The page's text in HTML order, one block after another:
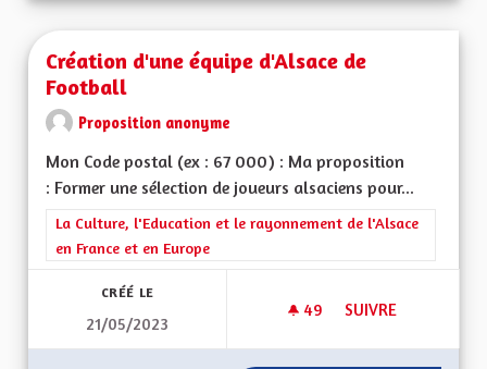
Création d'une équipe d'Alsace de
Football
Proposition anonyme
Mon Code postal (ex : 67 000) : Ma proposition
: Former une sélection de joueurs alsaciens pour...
Filtrer les résultats de la catégorie : La Culture, l'Education et
La Culture, l'Education et le rayonnement de l'Alsace
en France et en Europe
CRÉÉ LE
21/05/2023
49 49 ABONNÉS
SUIVRE